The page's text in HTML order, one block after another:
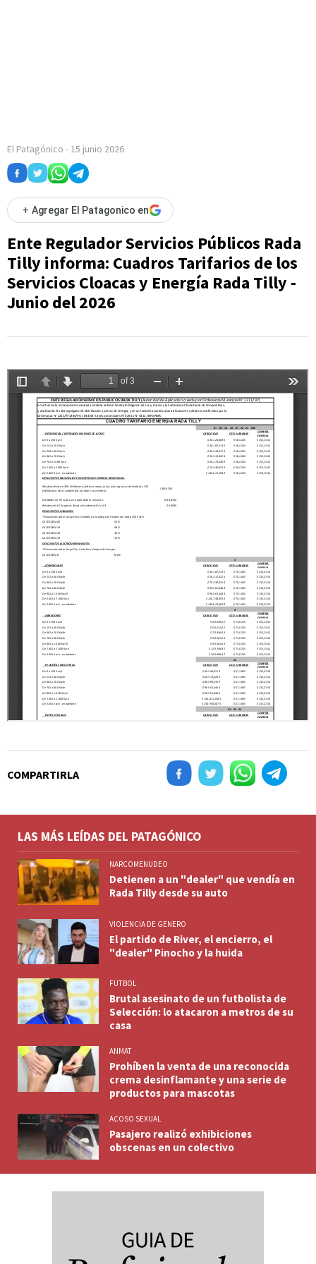
El Patagónico - 15 junio 2026
+ Agregar El Patagonico en
Ente Regulador Servicios Públicos Rada
Tilly informa: Cuadros Tarifarios de los
Servicios Cloacas y Energía Rada Tilly -
Junio del 2026
COMPARTIRLA
LAS MÁS LEÍDAS DEL PATAGÓNICO
NARCOMENUDEO
Detienen a un "dealer" que vendía en
Rada Tilly desde su auto
VIOLENCIA DE GENERO
El partido de River, el encierro, el
"dealer" Pinocho y la huida
FUTBOL
Brutal asesinato de un futbolista de
Selección: lo atacaron a metros de su
casa
ANMAT
Prohíben la venta de una reconocida
crema desinflamante y una serie de
productos para mascotas
ACOSO SEXUAL
Pasajero realizó exhibiciones
obscenas en un colectivo